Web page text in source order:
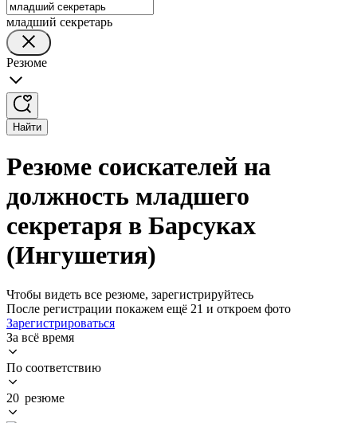
младший секретарь
Резюме
Найти
Резюме соискателей на
должность младшего
секретаря в Барсуках
(Ингушетия)
Чтобы видеть все резюме, зарегистрируйтесь
После регистрации покажем ещё 21 и откроем фото
Зарегистрироваться
За всё время
По соответствию
20 резюме